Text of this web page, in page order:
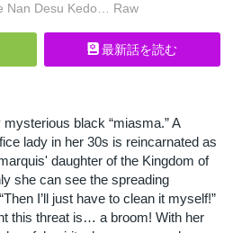
Nan Desu Kedo… Raw
最新話を読む
black “miasma.” A
lady in her 30s is reincarnated as
daughter of the Kingdom of
she can see the spreading
I’ll just have to clean it myself!”
this threat is… a broom! With her